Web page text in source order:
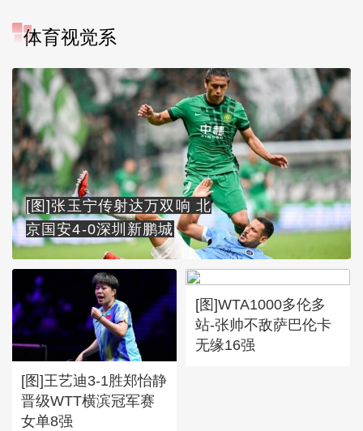
体育视觉系
[图]张玉宁传射达万双响 北
京国安4-0深圳新鹏城
[图]王艺迪3-1胜郑怡静
晋级WTT横滨冠军赛
女单8强
[图]WTA1000多伦多
站-张帅不敌萨巴伦卡
无缘16强